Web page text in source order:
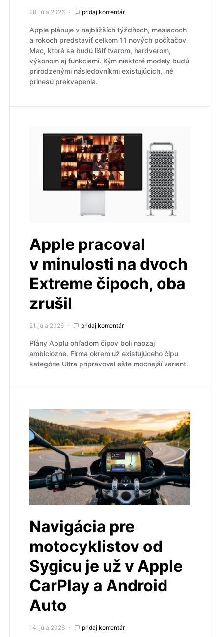
28. júla 2026 pridaj komentár
Apple plánuje v najbližších týždňoch, mesiacoch
a rokoch predstaviť celkom 11 nových počítačov
Mac, ktoré sa budú líšiť tvarom, hardvérom,
výkonom aj funkciami. Kým niektoré modely budú
prirodzenými následovníkmi existujúcich, iné
prinesú prekvapenia.
Apple pracoval
v minulosti na dvoch
Extreme čipoch, oba
zrušil
21. júla 2026 pridaj komentár
Plány Applu ohľadom čipov boli naozaj
ambiciózne. Firma okrem už existujúceho čipu
kategórie Ultra pripravoval ešte mocnejší variant.
Navigácia pre
motocyklistov od
Sygicu je už v Apple
CarPlay a Android
Auto
14. júla 2026 pridaj komentár